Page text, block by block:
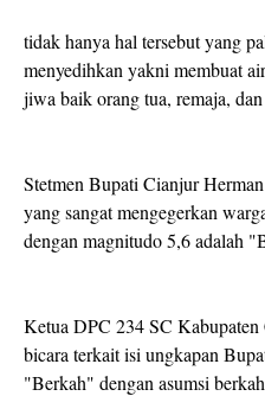
tidak hanya hal tersebut yang
menyedihkan yakni membuat
jiwa baik orang tua, remaja,
Stetmen Bupati Cianjur
yang sangat mengegerkan
dengan magnitudo 5,6 adalah
Ketua DPC 234 SC
bicara terkait isi ungkapan
"Berkah" dengan asumsi